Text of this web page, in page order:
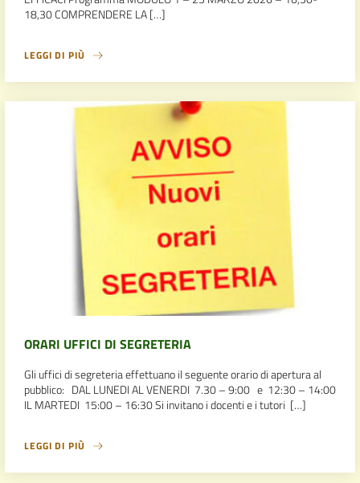
18,30 COMPRENDERE LA […]
LEGGI DI PIÙ
ORARI UFFICI DI SEGRETERIA
Gli uffici di segreteria effettuano il seguente orario di apertura al
pubblico: DAL LUNEDI AL VENERDI 7.30 – 9:00 e 12:30 – 14:00
IL MARTEDI 15:00 – 16:30 Si invitano i docenti e i tutori […]
LEGGI DI PIÙ